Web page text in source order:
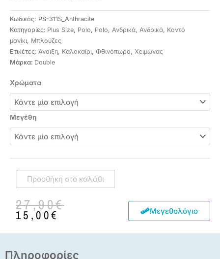
Κωδικός: PS-311S_Anthracite
Κατηγορίες: Plus Size, Polo, Polo, Ανδρικά, Ανδρικά, Κοντό
μανίκι, Μπλούζες
Ετικέτες: Άνοιξη, Καλοκαίρι, Φθινόπωρο, Χειμώνας
Μάρκα: Double
Χρώματα
Μεγέθη
Μπλούζα
πόλο
ανδρική
PS-
Anthracite
ποσότητα
Προσθήκη στο καλάθι
27,90€
Original
price
was:
27,90€.
15,00€
Η
τρέχουσα
τιμή
είναι:
15,00€.
Μεγεθολόγιο
Πληροφορίες